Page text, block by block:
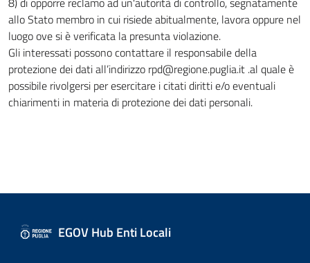
allo Stato membro in cui risiede abitualmente, lavora oppure nel
luogo ove si è verificata la presunta violazione.
Gli interessati possono contattare il responsabile della
protezione dei dati all’indirizzo rpd@regione.puglia.it .al quale è
possibile rivolgersi per esercitare i citati diritti e/o eventuali
chiarimenti in materia di protezione dei dati personali.
EGOV Hub Enti Locali